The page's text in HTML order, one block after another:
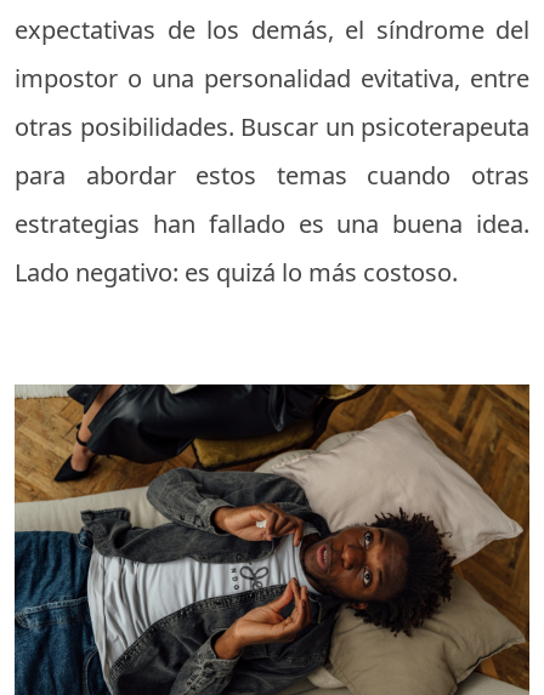
expectativas de los demás, el síndrome del
impostor o una personalidad evitativa, entre
otras posibilidades. Buscar un psicoterapeuta
para abordar estos temas cuando otras
estrategias han fallado es una buena idea.
Lado negativo: es quizá lo más costoso.